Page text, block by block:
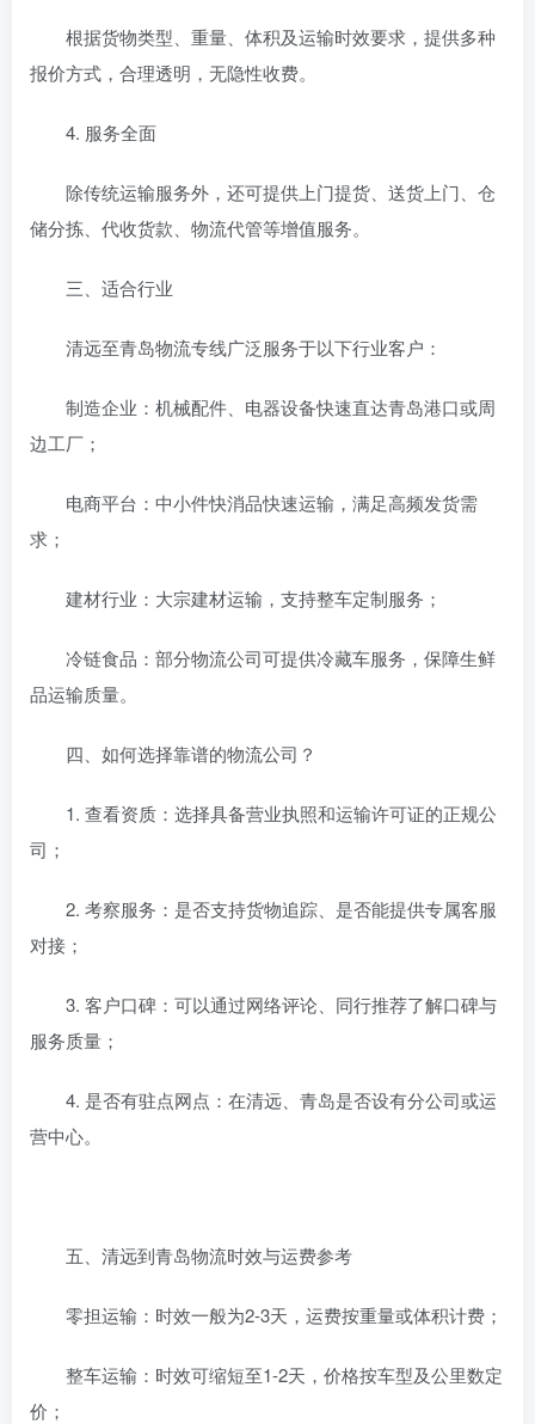
根据货物类型、重量、体积及运输时效要求，提供多种
报价方式，合理透明，无隐性收费。
4. 服务全面
除传统运输服务外，还可提供上门提货、送货上门、仓
储分拣、代收货款、物流代管等增值服务。
三、适合行业
清远至青岛物流专线广泛服务于以下行业客户：
制造企业：机械配件、电器设备快速直达青岛港口或周
边工厂；
电商平台：中小件快消品快速运输，满足高频发货需
求；
建材行业：大宗建材运输，支持整车定制服务；
冷链食品：部分物流公司可提供冷藏车服务，保障生鲜
品运输质量。
四、如何选择靠谱的物流公司？
1. 查看资质：选择具备营业执照和运输许可证的正规公
司；
2. 考察服务：是否支持货物追踪、是否能提供专属客服
对接；
3. 客户口碑：可以通过网络评论、同行推荐了解口碑与
服务质量；
4. 是否有驻点网点：在清远、青岛是否设有分公司或运
营中心。
五、清远到青岛物流时效与运费参考
零担运输：时效一般为2-3天，运费按重量或体积计费；
整车运输：时效可缩短至1-2天，价格按车型及公里数定
价；